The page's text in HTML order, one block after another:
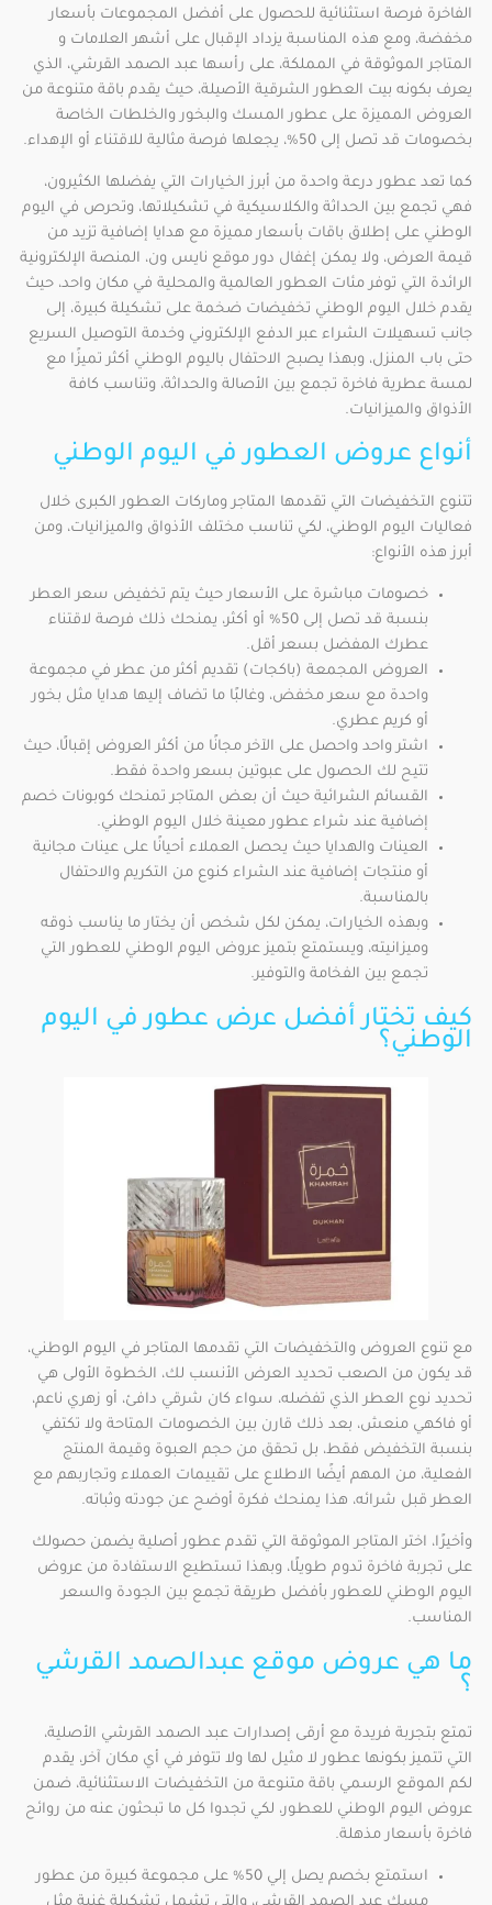
الفاخرة فرصة استثنائية للحصول على أفضل المجموعات بأسعار
مخفضة، ومع هذه المناسبة يزداد الإقبال على أشهر العلامات و
المتاجر الموثوقة في المملكة، على رأسها عبد الصمد القرشي، الذي
يعرف بكونه بيت العطور الشرقية الأصيلة، حيث يقدم باقة متنوعة من
العروض المميزة على عطور المسك والبخور والخلطات الخاصة
بخصومات قد تصل إلى 50%، يجعلها فرصة مثالية للاقتناء أو الإهداء.
كما تعد عطور درعة واحدة من أبرز الخيارات التي يفضلها الكثيرون،
فهي تجمع بين الحداثة والكلاسيكية في تشكيلاتها، وتحرص في اليوم
الوطني على إطلاق باقات بأسعار مميزة مع هدايا إضافية تزيد من
قيمة العرض، ولا يمكن إغفال دور موقع نايس ون، المنصة الإلكترونية
الرائدة التي توفر مئات العطور العالمية والمحلية في مكان واحد، حيث
يقدم خلال اليوم الوطني تخفيضات ضخمة على تشكيلة كبيرة، إلى
جانب تسهيلات الشراء عبر الدفع الإلكتروني وخدمة التوصيل السريع
حتى باب المنزل، وبهذا يصبح الاحتفال باليوم الوطني أكثر تميزًا مع
لمسة عطرية فاخرة تجمع بين الأصالة والحداثة، وتناسب كافة
الأذواق والميزانيات.
أنواع عروض العطور في اليوم الوطني
تتنوع التخفيضات التي تقدمها المتاجر وماركات العطور الكبرى خلال
فعاليات اليوم الوطني، لكي تناسب مختلف الأذواق والميزانيات، ومن
أبرز هذه الأنواع:
خصومات مباشرة على الأسعار حيث يتم تخفيض سعر العطر
بنسبة قد تصل إلى 50% أو أكثر، يمنحك ذلك فرصة لاقتناء
عطرك المفضل بسعر أقل.
العروض المجمعة (باكجات) تقديم أكثر من عطر في مجموعة
واحدة مع سعر مخفض، وغالبًا ما تضاف إليها هدايا مثل بخور
أو كريم عطري.
اشتر واحد واحصل على الآخر مجانًا من أكثر العروض إقبالًا، حيث
تتيح لك الحصول على عبوتين بسعر واحدة فقط.
القسائم الشرائية حيث أن بعض المتاجر تمنحك كوبونات خصم
إضافية عند شراء عطور معينة خلال اليوم الوطني.
العينات والهدايا حيث يحصل العملاء أحيانًا على عينات مجانية
أو منتجات إضافية عند الشراء كنوع من التكريم والاحتفال
بالمناسبة.
وبهذه الخيارات، يمكن لكل شخص أن يختار ما يناسب ذوقه
وميزانيته، ويستمتع بتميز عروض اليوم الوطني للعطور التي
تجمع بين الفخامة والتوفير.
كيف تختار أفضل عرض عطور في اليوم
الوطني؟
مع تنوع العروض والتخفيضات التي تقدمها المتاجر في اليوم الوطني،
قد يكون من الصعب تحديد العرض الأنسب لك، الخطوة الأولى هي
تحديد نوع العطر الذي تفضله، سواء كان شرقي دافئ، أو زهري ناعم،
أو فاكهي منعش، بعد ذلك قارن بين الخصومات المتاحة ولا تكتفي
بنسبة التخفيض فقط، بل تحقق من حجم العبوة وقيمة المنتج
الفعلية، من المهم أيضًا الاطلاع على تقييمات العملاء وتجاربهم مع
العطر قبل شرائه، هذا يمنحك فكرة أوضح عن جودته وثباته.
وأخيرًا، اختر المتاجر الموثوقة التي تقدم عطور أصلية يضمن حصولك
على تجربة فاخرة تدوم طويلًا، وبهذا تستطيع الاستفادة من عروض
اليوم الوطني للعطور بأفضل طريقة تجمع بين الجودة والسعر
المناسب.
ما هي عروض موقع عبدالصمد القرشي
؟
تمتع بتجربة فريدة مع أرقى إصدارات عبد الصمد القرشي الأصلية،
التي تتميز بكونها عطور لا مثيل لها ولا تتوفر في أي مكان آخر، يقدم
لكم الموقع الرسمي باقة متنوعة من التخفيضات الاستثنائية، ضمن
عروض اليوم الوطني للعطور، لكي تجدوا كل ما تبحثون عنه من روائح
فاخرة بأسعار مذهلة.
استمتع بخصم يصل إلي 50% على مجموعة كبيرة من عطور